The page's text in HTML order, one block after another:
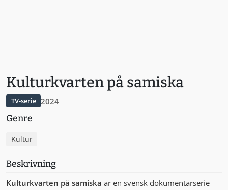
Kulturkvarten på samiska
TV-serie 2024
Genre
Kultur
Beskrivning
Kulturkvarten på samiska är en svensk dokumentärserie